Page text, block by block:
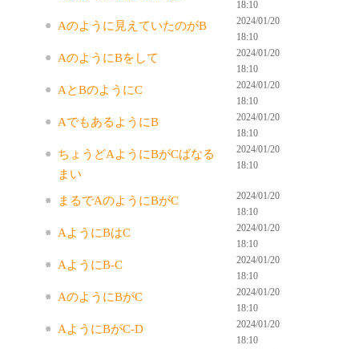
18:10
Aのように見えていたのがB
2024/01/20
18:10
AのようにBをして
2024/01/20
18:10
AとBのようにC
2024/01/20
18:10
AでもあるようにB
2024/01/20
18:10
ちょうどAようにBがCばなる
まい
2024/01/20
18:10
まるでAのようにBがC
2024/01/20
18:10
AようにBはC
2024/01/20
18:10
AようにB-C
2024/01/20
18:10
AのようにBがC
2024/01/20
18:10
AようにBがC-D
2024/01/20
18:10